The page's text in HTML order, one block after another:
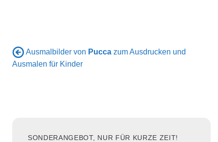
Ausmalbilder von Pucca zum Ausdrucken und
Ausmalen für Kinder
SONDERANGEBOT, NUR FÜR KURZE ZEIT!